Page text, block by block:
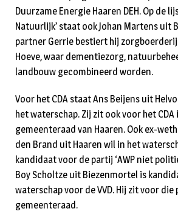
Duurzame Energie Haaren DEH. Op de
Natuurlijk’ staat ook Johan Martens uit
partner Gerrie bestiert hij
Hoeve, waar dementiezorg,
landbouw gecombineerd worden.
Voor het CDA staat Ans Beijens uit
het waterschap. Zij zit ook voor het CDA
gemeenteraad van Haaren. Ook ex-
den Brand uit Haaren wil in het
kandidaat voor de partij ‘AWP niet
Boy Scholtze uit Biezenmortel is
waterschap voor de VVD. Hij zit voor
gemeenteraad.